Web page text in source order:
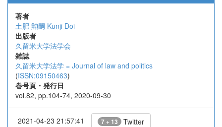
著者
土肥 勲嗣 Kunji Doi
出版者
久留米大学法学会
雑誌
久留米大学法学 = Journal of law and politics
(ISSN:09150463)
巻号頁・発行日
vol.82, pp.104-74, 2020-09-30
2021-04-23 21:57:41 7 + 13 Twitter